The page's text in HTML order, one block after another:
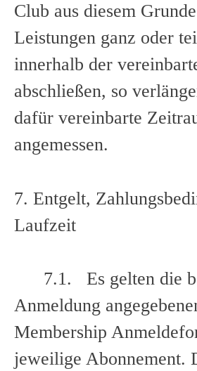
Club aus diesem
Leistungen ganz oder
innerhalb der
abschließen, so
dafür vereinbarte
angemessen.
7. Entgelt,
Laufzeit
7.1. Es gelten die
Anmeldung
Membership
jeweilige Abonnement.